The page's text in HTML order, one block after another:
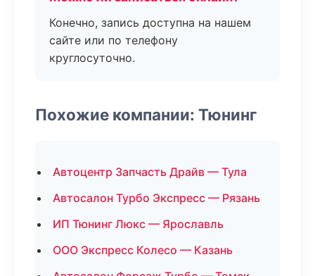
Конечно, запись доступна на нашем
сайте или по телефону
круглосуточно.
Похожие компании: Тюнинг
Автоцентр Запчасть Драйв — Тула
Автосалон Турбо Экспресс — Рязань
ИП Тюнинг Люкс — Ярославль
ООО Экспресс Колесо — Казань